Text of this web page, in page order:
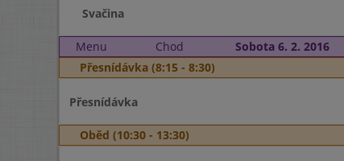
Svačina
Menu Chod
Sobota 6. 2. 2016
Přesnídávka (8:15 - 8:30)
Přesnídávka
Oběd (10:30 - 13:30)